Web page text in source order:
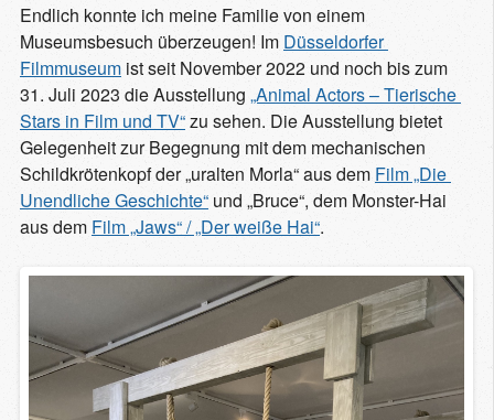
Endlich konnte ich meine Familie von einem
Museumsbesuch überzeugen! Im Düsseldorfer
Filmmuseum ist seit November 2022 und noch bis zum
31. Juli 2023 die Ausstellung „Animal Actors – Tierische
Stars in Film und TV“zu sehen. Die Ausstellung bietet
Gelegenheit zur Begegnung mit dem mechanischen
Schildkrötenkopf der „uralten Morla“ aus dem Film „Die
Unendliche Geschichte“ und „Bruce“, dem Monster-Hai
aus dem Film „Jaws“ / „Der weiße Hai“.